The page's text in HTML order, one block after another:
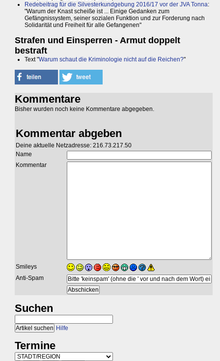
Redebeitrag für die Silvesterkundgebung 2016/17 vor der JVA Tonna:
"Warum der Knast scheiße ist ... Einige Gedanken zum
Gefängnissystem, seiner sozialen Funktion und zur Forderung nach
Solidarität und Freiheit für alle Gefangenen"
Strafen und Einsperren - Armut doppelt
bestraft
Text "Warum schaut die Kriminologie nicht auf die Reichen?"
Kommentare
Bisher wurden noch keine Kommentare abgegeben.
Kommentar abgeben
Deine aktuelle Netzadresse: 216.73.217.50
Name
Kommentar
Smileys
Anti-Spam
Suchen
Hilfe
Termine